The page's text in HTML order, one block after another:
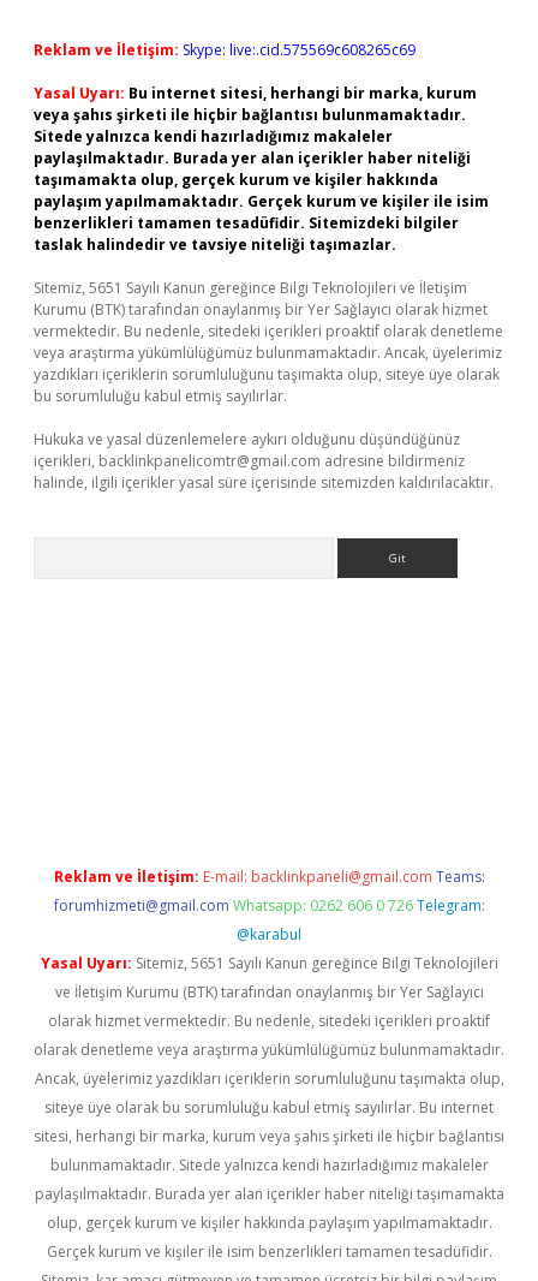
Reklam ve İletişim: Skype: live:.cid.575569c608265c69
Yasal Uyarı: Bu internet sitesi, herhangi bir marka, kurum
veya şahıs şirketi ile hiçbir bağlantısı bulunmamaktadır.
Sitede yalnızca kendi hazırladığımız makaleler
paylaşılmaktadır. Burada yer alan içerikler haber niteliği
taşımamakta olup, gerçek kurum ve kişiler hakkında
paylaşım yapılmamaktadır. Gerçek kurum ve kişiler ile isim
benzerlikleri tamamen tesadüfidir. Sitemizdeki bilgiler
taslak halindedir ve tavsiye niteliği taşımazlar.
Sitemiz, 5651 Sayılı Kanun gereğince Bilgi Teknolojileri ve İletişim
Kurumu (BTK) tarafından onaylanmış bir Yer Sağlayıcı olarak hizmet
vermektedir. Bu nedenle, sitedeki içerikleri proaktif olarak denetleme
veya araştırma yükümlülüğümüz bulunmamaktadır. Ancak, üyelerimiz
yazdıkları içeriklerin sorumluluğunu taşımakta olup, siteye üye olarak
bu sorumluluğu kabul etmiş sayılırlar.
Hukuka ve yasal düzenlemelere aykırı olduğunu düşündüğünüz
içerikleri, backlinkpanelicomtr@gmail.com adresine bildirmeniz
halinde, ilgili içerikler yasal süre içerisinde sitemizden kaldırılacaktır.
Reklam ve İletişim: E-mail: backlinkpaneli@gmail.com Teams:
forumhizmeti@gmail.com Whatsapp: 0262 606 0 726 Telegram:
@karabul
Yasal Uyarı: Sitemiz, 5651 Sayılı Kanun gereğince Bilgi Teknolojileri
ve İletişim Kurumu (BTK) tarafından onaylanmış bir Yer Sağlayıcı
olarak hizmet vermektedir. Bu nedenle, sitedeki içerikleri proaktif
olarak denetleme veya araştırma yükümlülüğümüz bulunmamaktadır.
Ancak, üyelerimiz yazdıkları içeriklerin sorumluluğunu taşımakta olup,
siteye üye olarak bu sorumluluğu kabul etmiş sayılırlar. Bu internet
sitesi, herhangi bir marka, kurum veya şahıs şirketi ile hiçbir bağlantısı
bulunmamaktadır. Sitede yalnızca kendi hazırladığımız makaleler
paylaşılmaktadır. Burada yer alan içerikler haber niteliği taşımamakta
olup, gerçek kurum ve kişiler hakkında paylaşım yapılmamaktadır.
Gerçek kurum ve kişiler ile isim benzerlikleri tamamen tesadüfidir.